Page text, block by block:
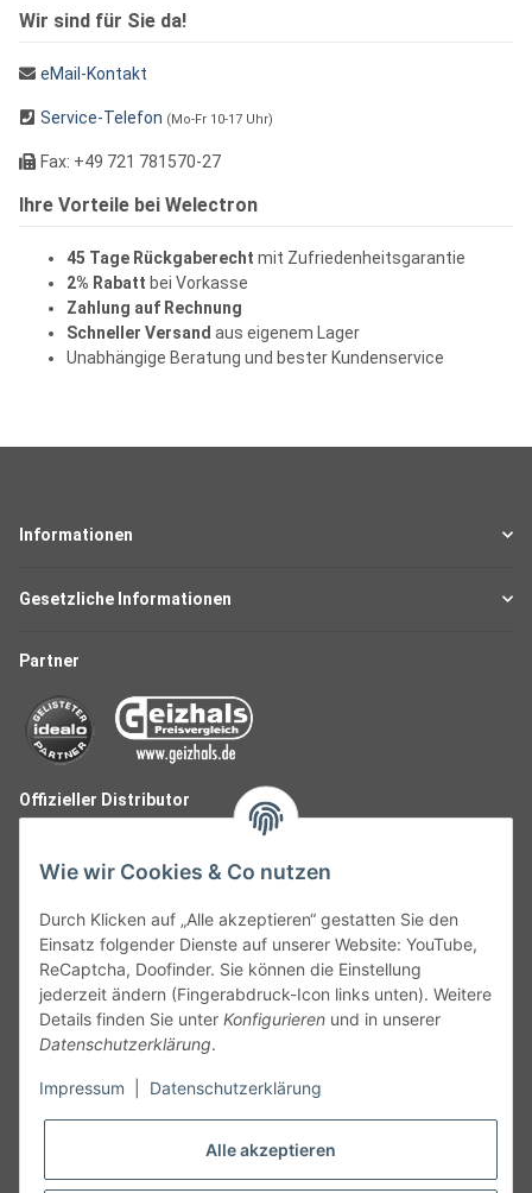
Wir sind für Sie da!
eMail-Kontakt
Service-Telefon (Mo-Fr 10-17 Uhr)
Fax: +49 721 781570-27
Ihre Vorteile bei Welectron
45 Tage Rückgaberecht mit Zufriedenheitsgarantie
2% Rabatt bei Vorkasse
Zahlung auf Rechnung
Schneller Versand aus eigenem Lager
Unabhängige Beratung und bester Kundenservice
Informationen
Gesetzliche Informationen
Partner
Offizieller Distributor
Follow Us
Wie wir Cookies & Co nutzen
Durch Klicken auf „Alle akzeptieren“ gestatten Sie den
Einsatz folgender Dienste auf unserer Website: YouTube,
ReCaptcha, Doofinder. Sie können die Einstellung
jederzeit ändern (Fingerabdruck-Icon links unten). Weitere
Details finden Sie unter Konfigurieren und in unserer
Datenschutzerklärung.
Impressum Datenschutzerklärung
Alle akzeptieren